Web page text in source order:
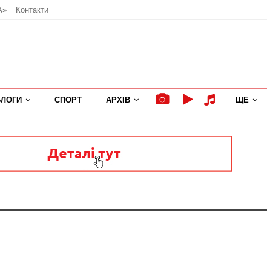
Контакти
СПОРТ АРХІВ ЩЕ